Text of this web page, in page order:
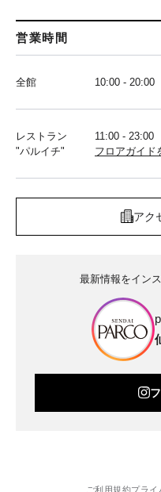
営業時間
全館 10:00 - 20:00
レストラン
"パルイチ"
11:00 - 23:00
フロアガイド
アク
最新情報をイン
ご利用規約プライ